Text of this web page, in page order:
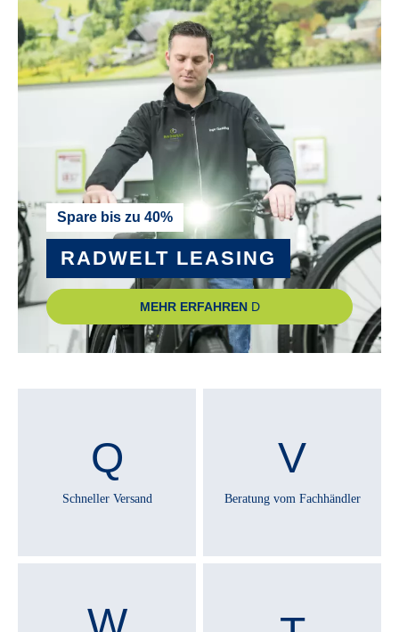
LED-Scheinwerfer mit An/Aus-Automatik
SCHUTZBLECHE :
Aluminium
STEUERSATZ :
Semi-Intergrated
STÄNDER :
Seitenständer
ZAHNRIEMEN :
Technische Ausstattungsänderungen und Irrtümer
vorbehalten.
Spare bis zu 40%
RADWELT LEASING
MEHR ERFAHREN
Schneller Versand Beratung vom Fachhändler